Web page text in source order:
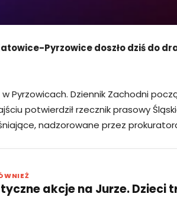
Pyrzowice doszło dziś do
Pyrzowicach. Dziennik Zachodni
potwierdził rzecznik prasowy
nadzorowane przez
akcje na Jurze. Dzieci